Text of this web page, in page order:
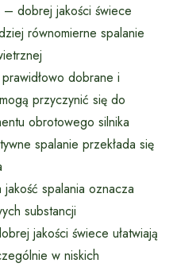
– dobrej jakości świece
równomierne spalanie
dobrane i
przyczynić się do
obrotowego silnika
spalanie przekłada się
spalania oznacza
substancji
jakości świece ułatwiają
w niskich